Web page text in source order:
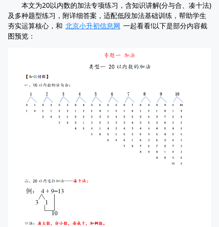
本文为20以内数的加法专项练习，含知识讲解(分与合、凑十法)
及多种题型练习，附详细答案，适配低段加法基础训练，帮助学生
夯实运算核心，和 北京小升初信息网 一起看看!以下是部分内容截
图预览：